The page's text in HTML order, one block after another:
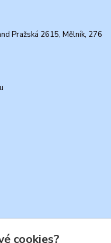
Pražská 2615, Mělník, 276
cookies?